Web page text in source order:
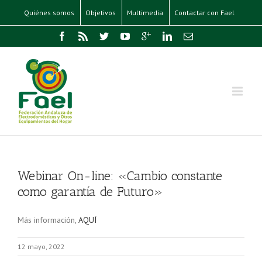
Quiénes somos Objetivos Multimedia Contactar con Fael
Webinar On-line: «Cambio constante
como garantía de Futuro»
Más información, AQUÍ
12 mayo, 2022